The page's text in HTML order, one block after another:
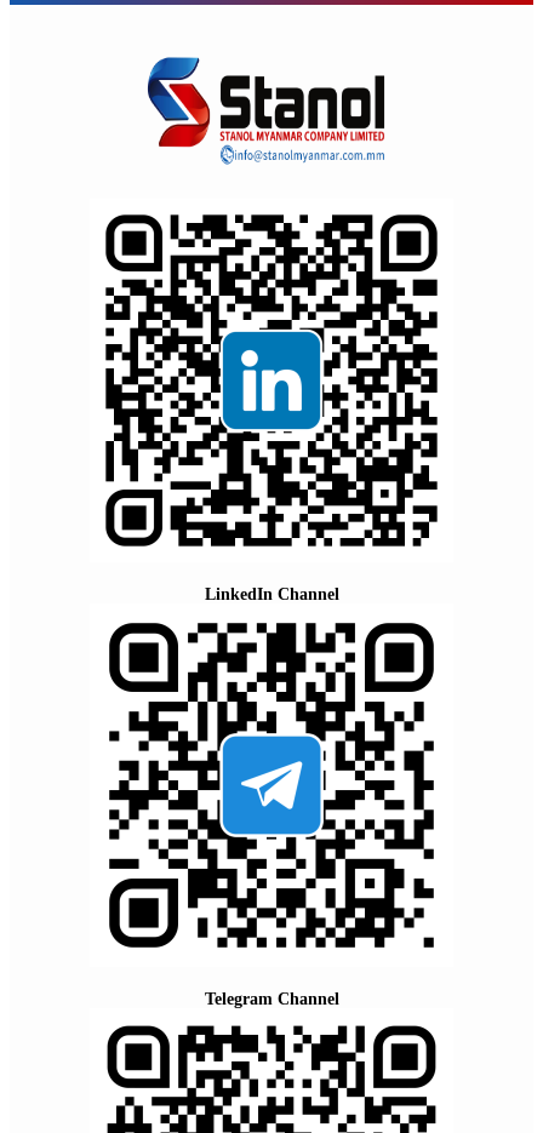
LinkedIn Channel
Telegram Channel